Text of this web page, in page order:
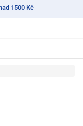
1500 Kč